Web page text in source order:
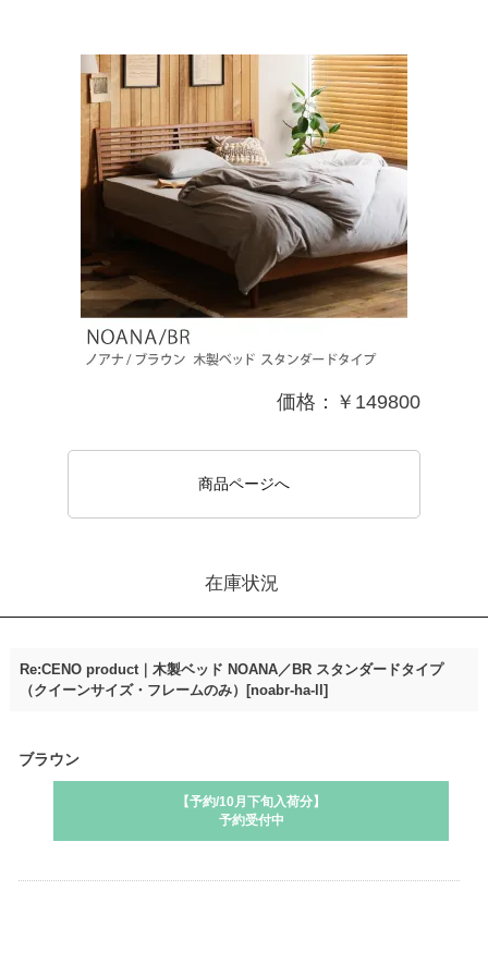
価格：￥149800
商品ページへ
在庫状況
Re:CENO product｜木製ベッド NOANA／BR スタンダードタイプ
（クイーンサイズ・フレームのみ）[noabr-ha-ll]
ブラウン
【予約/10月下旬入荷分】